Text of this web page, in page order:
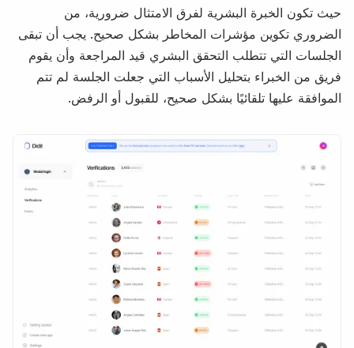
حيث تكون الخبرة البشرية لفرق الامتثال ضرورية، من
الضروري تكوين مؤشرات المخاطر بشكل صحيح. يجب أن تبقى
الجلسات التي تتطلب التحقق البشري قيد المراجعة وأن يقوم
فريق من الخبراء بتحليل الأسباب التي جعلت الجلسة لم تتم
الموافقة عليها تلقائيًا بشكل صحيح، للقبول أو الرفض.